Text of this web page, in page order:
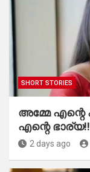
SHORT STORIES
അമ്മേ
എന്റെ
2 days ago